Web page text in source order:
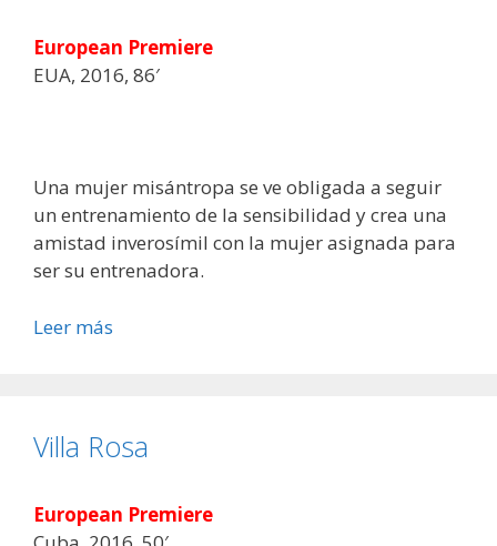
European Premiere
EUA, 2016, 86′
Una mujer misántropa se ve obligada a seguir
un entrenamiento de la sensibilidad y crea una
amistad inverosímil con la mujer asignada para
ser su entrenadora.
Leer más
Villa Rosa
European Premiere